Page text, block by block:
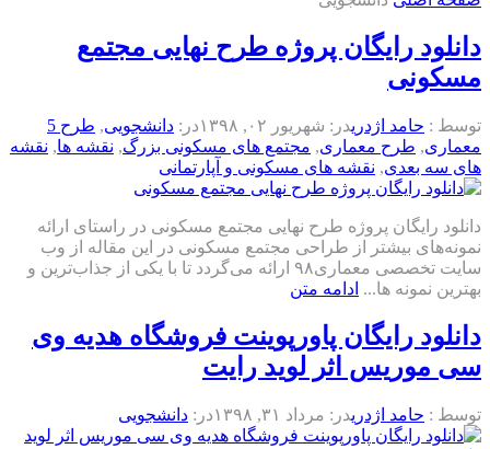
دانلود رایگان پروژه طرح نهایی مجتمع
مسکونی
توسط : حامد اژدریدر: شهریور ۰۲, ۱۳۹۸ در: دانشجویی,
طرح 5
معماری, طرح معماری, مجتمع های مسکونی بزرگ, نقشه ها, نقشه
های سه بعدی, نقشه های مسکونی و آپارتمانی
دانلود رایگان پروژه طرح نهایی مجتمع مسکونی در راستای ارائه
نمونه‌های بیشتر از طراحی مجتمع مسکونی در این مقاله از وب
سایت تخصصی معماری۹۸ ارائه می‌گردد تا با یکی از جذاب‌ترین و
بهترین نمونه ها... ادامه متن
دانلود رایگان پاورپوینت فروشگاه هدیه وی
سی موریس اثر لوید رایت
توسط : حامد اژدریدر: مرداد ۳۱, ۱۳۹۸ در: دانشجویی